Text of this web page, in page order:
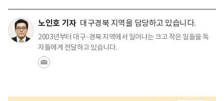
노인호 기자 대구경북 지역을 담당하고 있습니다.
2003년부터 대구·경북 지역에서 일어나는 크고 작은 일들을 독
자들에게 전달하고 있습니다.